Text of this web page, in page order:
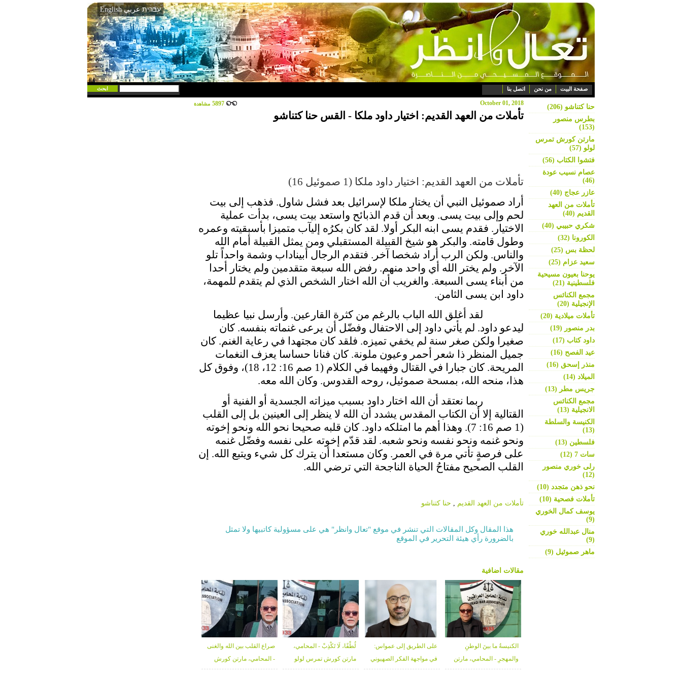
English عربي עברית
صفحة البيت من نحن اتصل بنا
حنا كتناشو (206)
بطرس منصور
(153)
مارتن كورش تمرس
لولو (57)
فتشوا الكتاب (56)
عصام نسيب عودة
(46)
عازر عجاج (40)
تأملات من العهد
القديم (40)
شكري حبيبي (40)
الكورونا (32)
لحظة بس (25)
سعيد عزام (25)
يوحنا بعيون مسيحية
فلسطينية (21)
مجمع الكنائس
الإنجيلية (20)
تأملات ميلادية (20)
بدر منصور (19)
داود كتاب (17)
عيد الفصح (16)
منذر إسحق (16)
الميلاد (14)
جريس مطر (13)
مجمع الكنائس
الانجيلية (13)
الكنيسة والسلطة
(13)
فلسطين (13)
سات 7 (12)
رلى خوري منصور
(12)
نحو ذهن متجدد (10)
تأملات فصحية (10)
يوسف كمال الخوري
(9)
منال عبدالله خوري
(9)
ماهر صموئيل (9)
October 01, 2018
5897 مشاهدة
تأملات من العهد القديم: اختيار داود ملكا - القس حنا كتناشو
تأملات من العهد القديم: اختيار داود ملكا (1 صموئيل 16)
أراد صموئيل النبي أن يختار ملكا لإسرائيل بعد فشل شاول. فذهب إلى بيت
لحم وإلى بيت يسى. وبعد أن قدم الذبائح واستعد بيت يسى، بدأت عملية
الاختيار. فقدم يسى ابنه البكر أولا. لقد كان بكرُه إليآب متميزا بأسبقيته وعمره
وطول قامته. والبكر هو شيخ القبيلة المستقبلي ومن يمثل القبيلة أمام الله
والناس. ولكن الرب أراد شخصا آخر. فتقدم الرجال أبيناداب وشمة واحداً تلو
الآخر. ولم يختر الله أي واحد منهم. رفض الله سبعة متقدمين ولم يختار أحدا
من أبناء يسى السبعة. والغريب أن الله اختار الشخص الذي لم يتقدم للمهمة،
داود ابن يسى الثامن.
لقد أغلق الله الباب بالرغم من كثرة القارعين. وأرسل نبيا عظيما
ليدعو داود. لم يأتي داود إلى الاحتفال وفضّل أن يرعى غنماته بنفسه. كان
صغيرا ولكن صغر سنة لم يخفي تميزه. فلقد كان مجتهدا في رعاية الغنم. كان
جميل المنظر ذا شعر أحمر وعيون ملونة. كان فنانا حساسا يعزف النغمات
المريحة. كان جبارا في القتال وفهيما في الكلام (1 صم 16: 12، 18)، وفوق كل
هذا، منحه الله، بمسحة صموئيل، روحه القدوس. وكان الله معه.
ربما نعتقد أن الله اختار داود بسبب ميزاته الجسدية أو الفنية أو
القتالية إلا أن الكتاب المقدس يشدد أن الله لا ينظر إلى العينين بل إلى القلب
(1 صم 16: 7). وهذا أهم ما امتلكه داود. كان قلبه صحيحا نحو الله ونحو إخوته
ونحو غنمه ونحو نفسه ونحو شعبه. لقد قدّم إخوته على نفسه وفضّل غنمه
على فرصةٍ تأتي مرة في العمر. وكان مستعدا أن يترك كل شيء ويتبع الله. إن
القلب الصحيح مفتاحُ الحياة الناجحة التي ترضي الله.
تأملات من العهد القديم , حنا كتناشو
هذا المقال وكل المقالات التي تنشر في موقع "تعال وانظر" هي على مسؤولية كاتبيها ولا تمثل
بالضرورة رأي هيئة التحرير في الموقع
مقالات اضافية
الكنيسةُ ما بينَ الوطنِ
والمهجرِ - المحامي، مارتن
كورش تمرس لولو
على الطريق إلى عمواس:
في مواجهة الفكر الصهيوني
المسيحي - د. يوسف كمال
لُطْفًا، لَا تَكْذِبْ - المحامي،
مارتن كورش تمرس لولو
صراع القلب بين الله والغنى
- المحامي، مارتن كورش
تمرس لولو